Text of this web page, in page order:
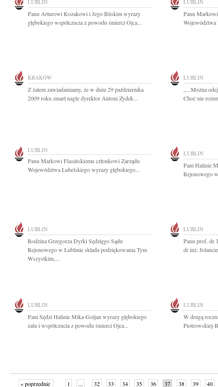
LUBLIN
Panu Arturowi Kozakowi i Jego Bliskim wyrazy
głębokiego współczucia z powodu śmierci Ojca...
LUBLIN
Panu
Województwa
KRAKÓW
Z żalem zawiadamiamy, że w dniu 29 października
2009 roku zmarł nagle dyrektor Antoni Zydek...
LUBLIN
,,...Można
Choć nie
LUBLIN
Panu Markowi Flasińskiemu członkowi Zarządu
Województwa Lubelskiego wyrazy głębokiego...
LUBLIN
Pani Halinie
Rejonowego
LUBLIN
Rodzina Grzegorza Dyrki Sędzięgo Sądu
Rejonowego w Lublinie składa podziękowania Tym
Wszystkim,...
LUBLIN
Panu prof. dr.
dr inż.
LUBLIN
Pani Sędzi Halinie Mika-Goljan wyrazy głębokiego
żalu i współczucia z powodu śmierci Ojca...
LUBLIN
W drugą
Piotrowskiej-
« poprzednie 1 ... 32 33 34 35 36 37 38 39 40